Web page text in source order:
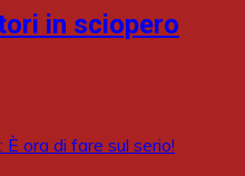
in sciopero